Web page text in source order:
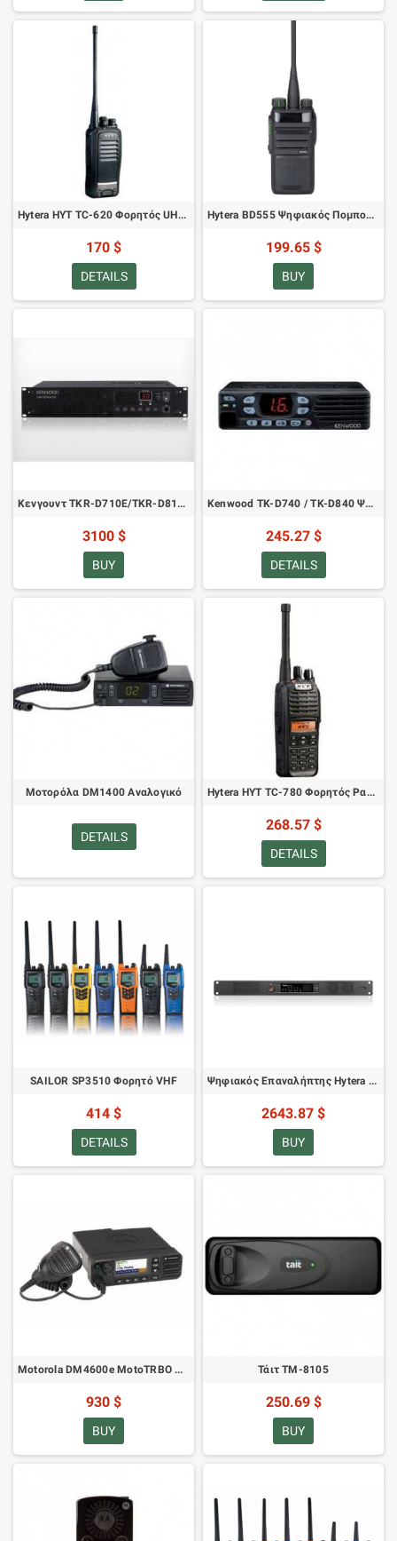
Hytera HYT TC-620 Φορητός UHF Ραδιοπομπός
170 $
DETAILS
Hytera BD555 Ψηφιακός Πομποδέκτης DMR
199.65 $
BUY
Κενγουντ TKR-D710E/TKR-D810E Ψηφιακός Αναμεταδότης Ραδιοφώνου Δύο Κατευθύνσεων VHF/UHF
3100 $
BUY
Kenwood TK-D740 / TK-D840 Ψηφιακός Ραδιοπομπός - VHF & UHF
245.27 $
DETAILS
Μοτορόλα DM1400 Αναλογικό
DETAILS
Hytera HYT TC-780 Φορητός Ραδιοπομπός
268.57 $
DETAILS
SAILOR SP3510 Φορητό VHF
414 $
DETAILS
Ψηφιακός Επαναλήπτης Hytera HR1065 UHF Standard
2643.87 $
BUY
Motorola DM4600e MotoTRBO Κινητό VHF
930 $
BUY
Τάιτ ΤΜ-8105
250.69 $
BUY